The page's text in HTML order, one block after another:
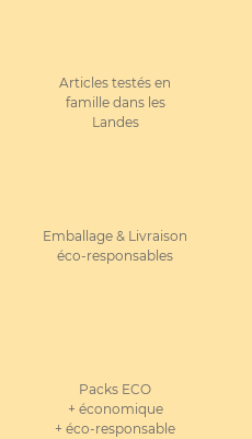
Articles testés en
famille dans les
Landes
Emballage & Livraison
éco-responsables
Packs ECO
+ économique
+ éco-responsable